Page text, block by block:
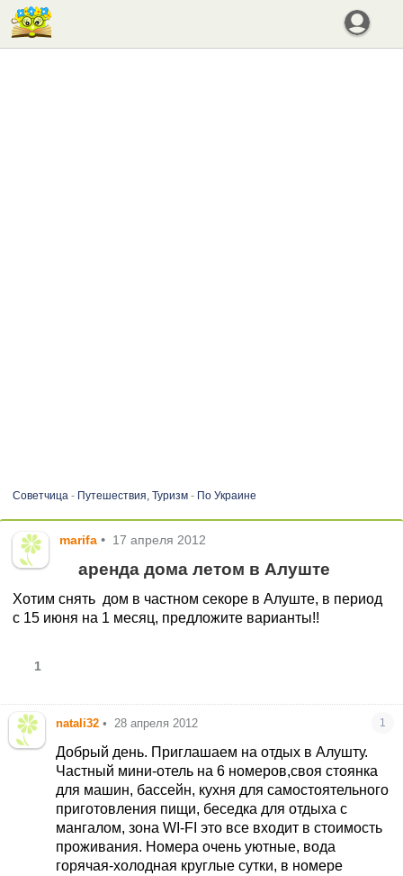
Советчица- Путешествия, Туризм- По Украине
marifa • 17 апреля 2012
аренда дома летом в Алуште
Хотим снять дом в частном секоре в Алуште, в период
с 15 июня на 1 месяц, предложите варианты!!
1
natali32 • 28 апреля 2012 1
Добрый день. Приглашаем на отдых в Алушту.
Частный мини-отель на 6 номеров,своя стоянка
для машин, бассейн, кухня для самостоятельного
приготовления пищи, беседка для отдыха с
мангалом, зона WI-FI это все входит в стоимость
проживания. Номера очень уютные, вода
горячая-холодная круглые сутки, в номере